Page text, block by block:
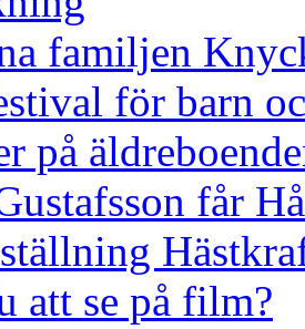
familjen
för barn
på
får
att se på film?